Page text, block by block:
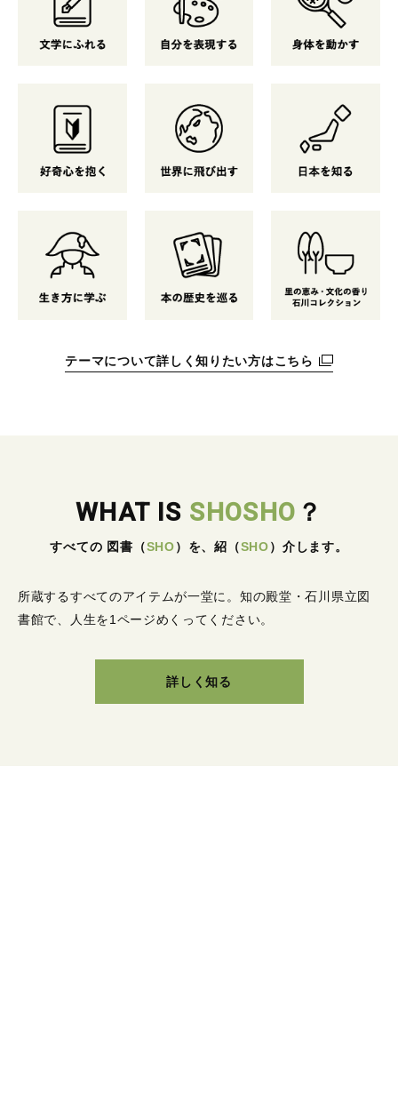
テーマについて詳しく知りたい方はこちら
WHAT IS SHOSHO ？
すべての 図書 （SHO） を、紹 （SHO） 介します。
所蔵するすべてのアイテムが一堂に。 知の殿堂・石川県立図
書館で、人生を1ページめくってください。
詳しく知る